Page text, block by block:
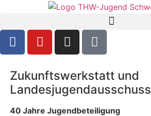
Zukunftswerkstatt und
Landesjugendausschuss
40 Jahre Jugendbeteiligung